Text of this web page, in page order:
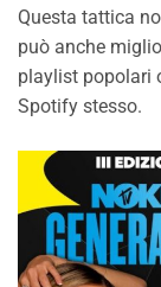
Questa tattica
può anche
playlist popolari
Spotify stesso.